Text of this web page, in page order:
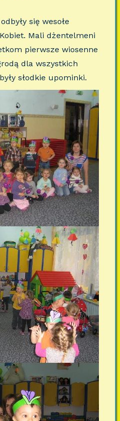
się wesołe
Mali dżentelmeni
pierwsze wiosenne
dla wszystkich
słodkie upominki.